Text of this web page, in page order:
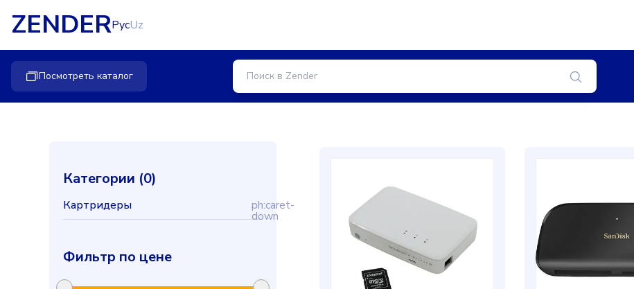
ZENDERРусUz
Посмотреть каталог
Категории (0)
Картридеры ph:caret-
down
Фильтр по цене